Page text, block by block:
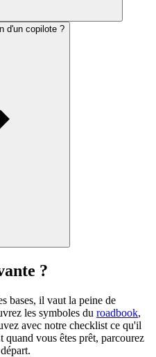
d'un copilote ?
?
bases, il vaut la peine de
les symboles du roadbook,
avec notre checklist ce qu'il
vous êtes prêt, parcourez